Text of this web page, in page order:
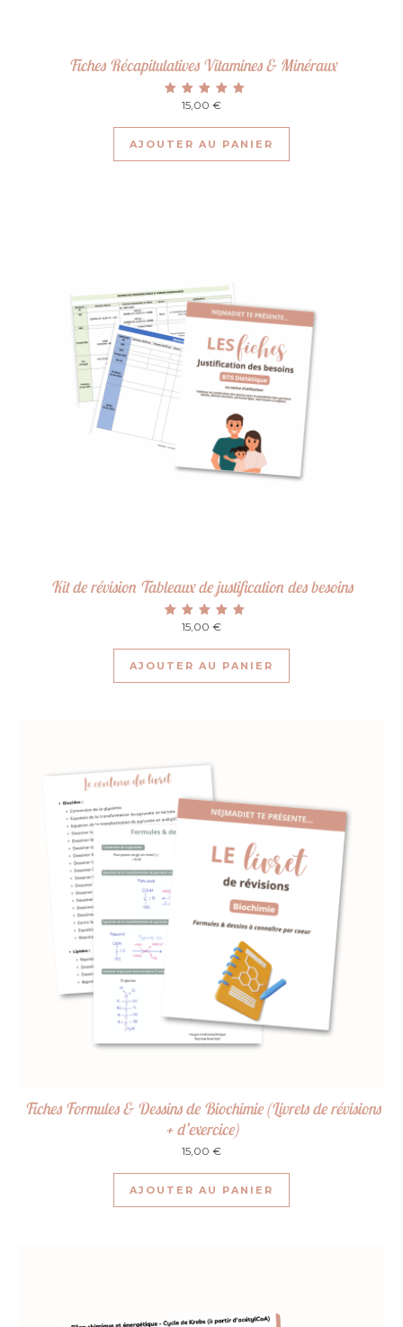
Fiches Récapitulatives Vitamines & Minéraux
Note
sur 5
15,00 €
AJOUTER AU PANIER
Kit de révision Tableaux de justification des besoins
Note
sur 5
15,00 €
AJOUTER AU PANIER
Fiches Formules & Dessins de Biochimie (Livrets de révisions
+ d’exercice)
15,00 €
AJOUTER AU PANIER